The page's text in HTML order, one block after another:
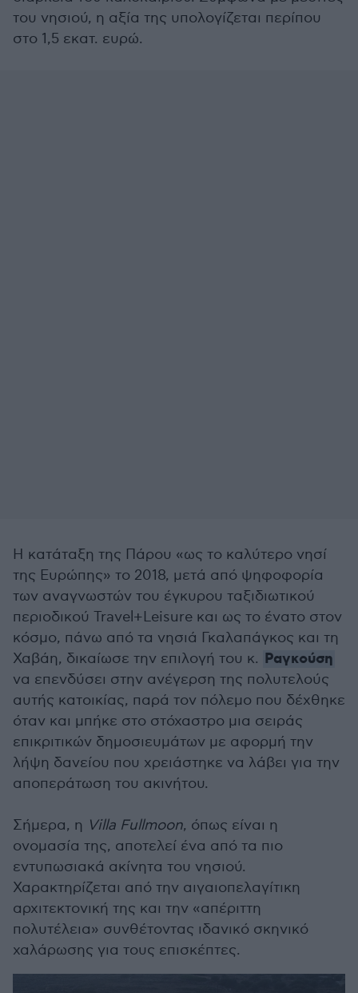
του νησιού, η αξία της υπολογίζεται περίπου
στο 1,5 εκατ. ευρώ.
Η κατάταξη της Πάρου «ως το καλύτερο νησί
της Ευρώπης» το 2018, μετά από ψηφοφορία
των αναγνωστών του έγκυρου ταξιδιωτικού
περιοδικού Travel+Leisure και ως το ένατο στον
κόσμο, πάνω από τα νησιά Γκαλαπάγκος και τη
Χαβάη, δικαίωσε την επιλογή του κ. Ραγκούση
να επενδύσει στην ανέγερση της πολυτελούς
αυτής κατοικίας, παρά τον πόλεμο που δέχθηκε
όταν και μπήκε στο στόχαστρο μια σειράς
επικριτικών δημοσιευμάτων με αφορμή την
λήψη δανείου που χρειάστηκε να λάβει για την
αποπεράτωση του ακινήτου.
Σήμερα, η Villa Fullmoon, όπως είναι η
ονομασία της, αποτελεί ένα από τα πιο
εντυπωσιακά ακίνητα του νησιού.
Χαρακτηρίζεται από την αιγαιοπελαγίτικη
αρχιτεκτονική της και την «απέριττη
πολυτέλεια» συνθέτοντας ιδανικό σκηνικό
χαλάρωσης για τους επισκέπτες.